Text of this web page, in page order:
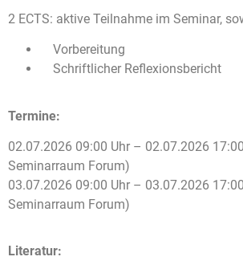
2 ECTS: aktive Teilnahme im Seminar,
Vorbereitung
Schriftlicher Reflexionsbericht
Termine:
02.07.2026 09:00 Uhr – 02.07.2026
Seminarraum Forum)
03.07.2026 09:00 Uhr – 03.07.2026
Seminarraum Forum)
Literatur: